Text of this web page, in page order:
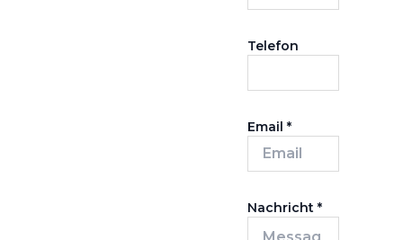
Telefon
Email *
Nachricht *